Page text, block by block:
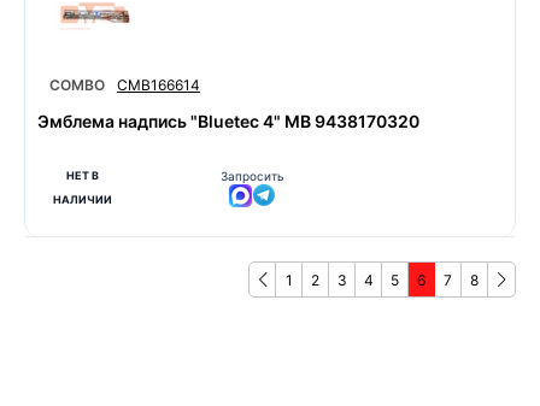
COMBO CMB166614
Эмблема надпись "Bluetec 4" MB 9438170320
НЕТ В
НАЛИЧИИ
Запросить
1 2 3 4 5 6 7 8